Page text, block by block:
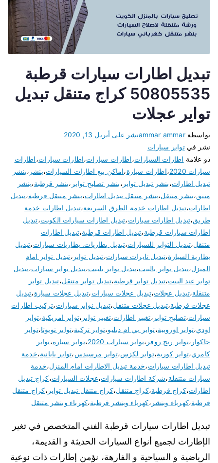
تبديل اطارات سيارات قرطبة
50805535 كراج متنقل تبديل
تواير عجلات
بواسطةammar ammarنشر على أبريل 13, 2020
نشر فيتواير سيارات
ذو علامة اطارات السيارات،اطارات سبارات،اطارات سيارات،اطارات
سيارات 2020
،اطارات سيارة،اماكن بيع اطارات السيارات،بنشر ،بنشر
تبديل اطارات،بنشر تبديل تواير ،بنشر تصليح تواير ،بنشر قرطبة،بنشر
متتق،بنشر متتقل،بنشر متنقل تبديل اطارات،بنشر متنقل قرطبة،تبديل
اطارات،تبديل اطارات خدمة الطرق السريعة،تبديل اطارات خدمة
طريق،تبديل اطارات سيارات،تبديل اطارات سيارات الكويت،تبديل
اطارات سيارات قرطبة،تبديل اطارات قرطبة،تبديل اطارات
متنقل،تبديل التواير للسيارات،تبديل بطاريات. بطاريات سيارات،تبديل
بطارية السيارة،تبديل تايرات سيارات،تبديل تواير ،تبديل تواير امام
المنزل،تبديل تواير بالبيت،تبديل تواير بلبيت،تبديل تواير سيارات،تبديل
تواير عند البيت،تبديل تواير قرطبة،تبديل تواير متنقل،تبديل تواير
متنقلة،تبديل عجلات،تبديل عجلات سيارات،تبديل عجلات سيارة،تبديل
عجلات قرطبة،تبديل عجلات متنقل،تبديل نوابر سيارات،تركيب اطارات
سيارات،تصليح تواير ،تغيير اطارات،تغيير تواير ،تواير امريكية،تواير
اودي،تواير اوروبية،تواير بي ام دبليو،تواير تركية،تواير تويوتا،تواير
جاكوار ،تواير رنج روفر ،تواير سيارات 2020 ،تواير سيارة،تواير
كامري،تواير كورية،تواير لكزس،تواير مرسيدس،تواير يابانية،خدمة
تبديل اطارات سيارات،خدمة تبديل الاطارات امام المنزل،خدمة
سيارات متنقلة،شركة اطارات سيارات،عجلات السيارات،كراج تبديل
اطارات،كراج قرطبة،كراج متنقل،كراج متنقل تبديل تواير ،كراج متنقل
قرطبة،كهرباء وبنشر ،كهرباء وبنشر قرطبة،كهرباء وبنشر متنقل
تبديل اطارات سيارات قرطبة الفني المتخصص في تغير
الإطارات لجميع أنواع السيارات الحديثة و القديمة،
الرياضية و السياحية و الفارهة، نؤمن إطارات ذات نوعية